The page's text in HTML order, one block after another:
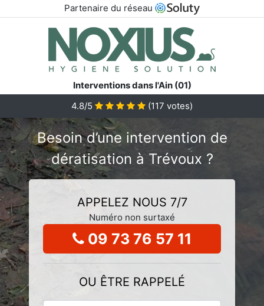
Partenaire du réseau
Interventions dans l'Ain (01)
4.8/5
(117 votes)
Besoin d’une intervention de
dératisation à Trévoux ?
APPELEZ NOUS 7/7
Numéro non surtaxé
09 73 76 57 11
OU ÊTRE RAPPELÉ